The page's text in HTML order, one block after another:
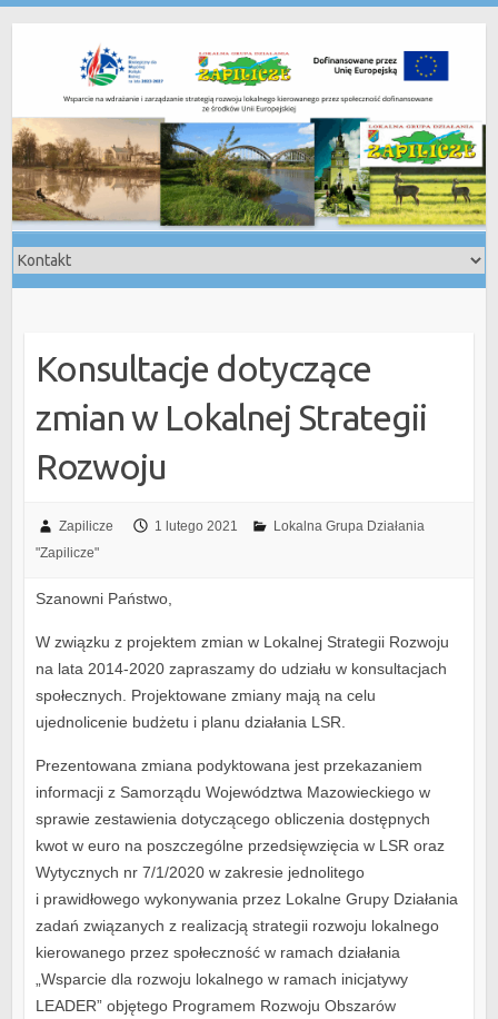
Konsultacje dotyczące
zmian w Lokalnej Strategii
Rozwoju
Zapilicze 1 lutego 2021
Lokalna Grupa Działania
"Zapilicze"
Szanowni Państwo,
W związku z projektem zmian w Lokalnej Strategii Rozwoju
na lata 2014-2020 zapraszamy do udziału w konsultacjach
społecznych. Projektowane zmiany mają na celu
ujednolicenie budżetu i planu działania LSR.
Prezentowana zmiana podyktowana jest przekazaniem
informacji z Samorządu Województwa Mazowieckiego w
sprawie zestawienia dotyczącego obliczenia dostępnych
kwot w euro na poszczególne przedsięwzięcia w LSR oraz
Wytycznych nr 7/1/2020 w zakresie jednolitego
i prawidłowego wykonywania przez Lokalne Grupy Działania
zadań związanych z realizacją strategii rozwoju lokalnego
kierowanego przez społeczność w ramach działania
„Wsparcie dla rozwoju lokalnego w ramach inicjatywy
LEADER” objętego Programem Rozwoju Obszarów